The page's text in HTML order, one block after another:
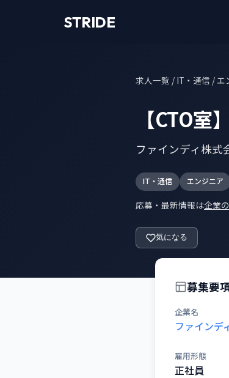
STRIDE
求人一覧 / IT・通信 / エ
【CTO
ファインディ株式
IT・通信 エンジニア
応募・最新情報は企業
気になる
募集要
企業名
ファインデ
雇用形態
正社員